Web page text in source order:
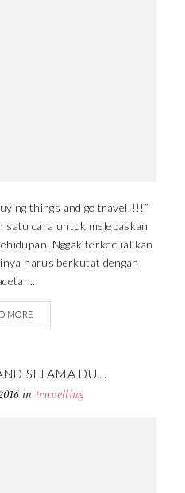
things and go travel!!!!”
satu cara untuk melepaskan
Nggak terkecualikan
harus berkutat dengan
MORE
SELAMA DU...
in travelling